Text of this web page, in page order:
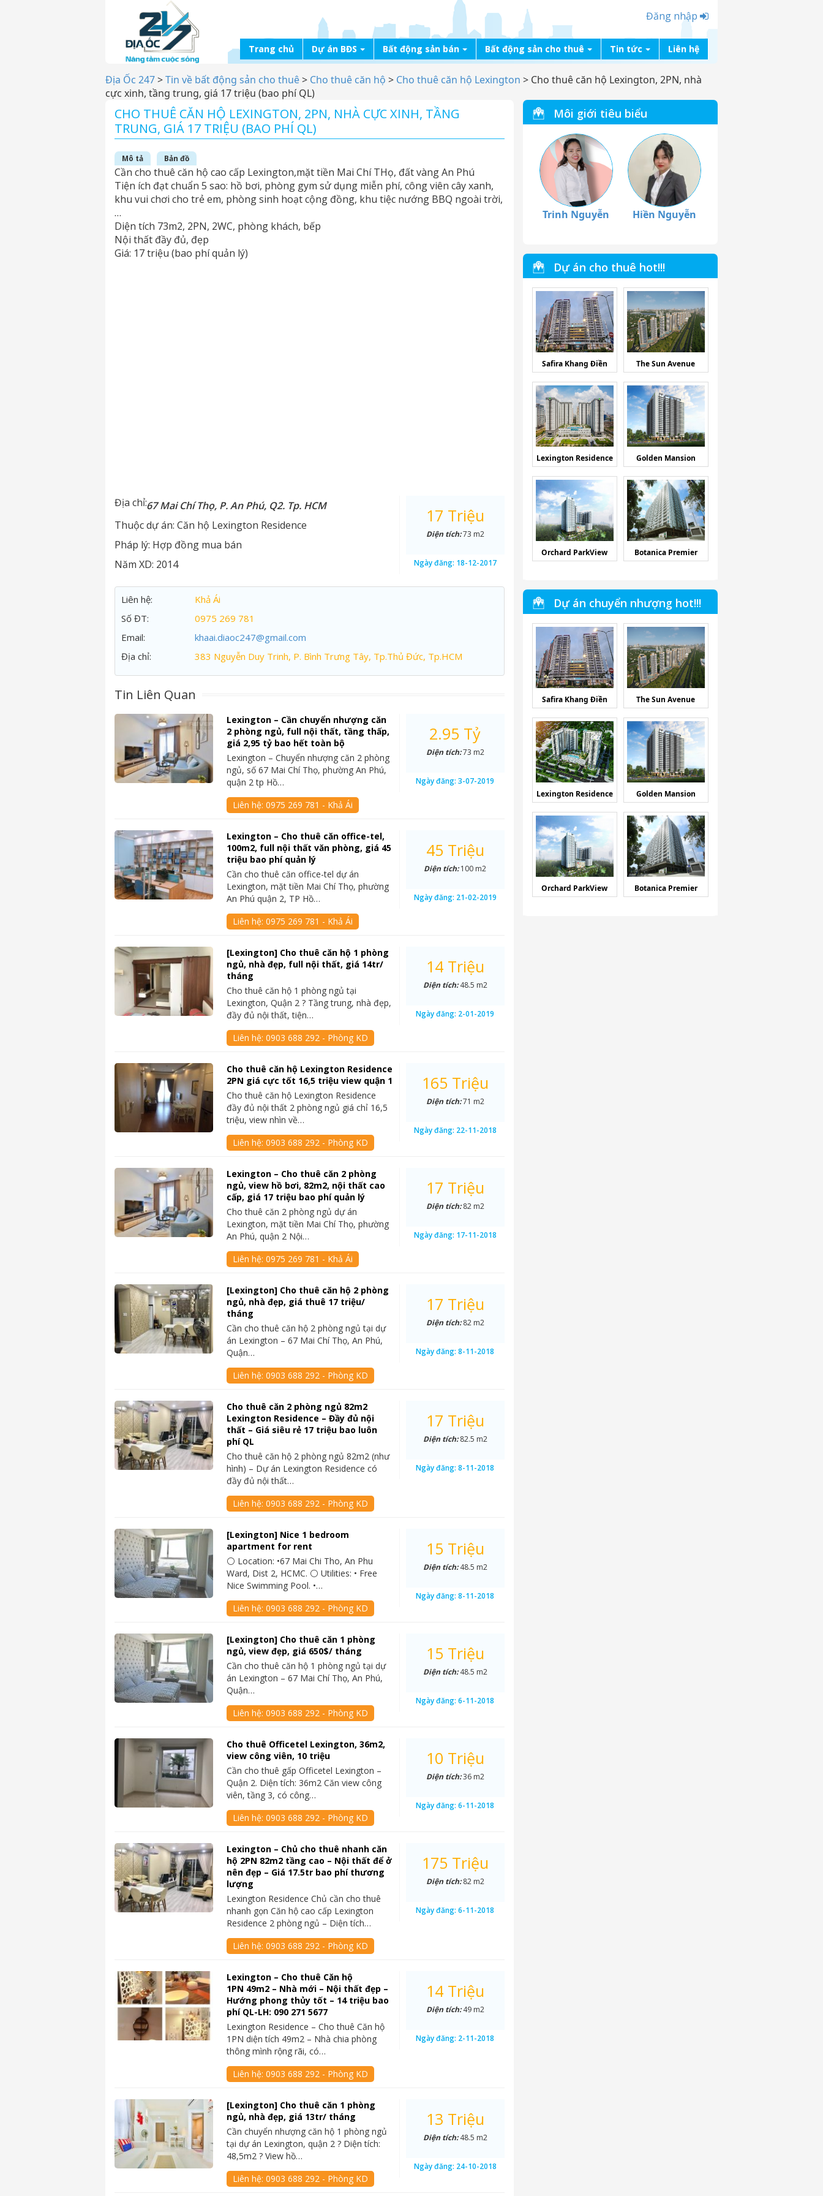
Đăng nhập
Trang chủ Dự án BĐS Bất động sản bán Bất động sản cho thuê Tin tức Liên hệ
Địa Ốc 247>Tin về bất động sản cho thuê> Cho thuê căn hộ > Cho thuê căn hộ Lexington > Cho thuê căn hộ Lexington, 2PN, nhà
cực xinh, tầng trung, giá 17 triệu (bao phí QL)
CHO THUÊ CĂN HỘ LEXINGTON, 2PN, NHÀ CỰC XINH, TẦNG
TRUNG, GIÁ 17 TRIỆU (BAO PHÍ QL)
Mô tả Bản đồ
Cần cho thuê căn hộ cao cấp Lexington,mặt tiền Mai Chí THọ, đất vàng An Phú
Tiện ích đạt chuẩn 5 sao: hồ bơi, phòng gym sử dụng miễn phí, công viên cây xanh,
khu vui chơi cho trẻ em, phòng sinh hoạt cộng đồng, khu tiệc nướng BBQ ngoài trời,
…
Diện tích 73m2, 2PN, 2WC, phòng khách, bếp
Nội thất đầy đủ, đẹp
Giá: 17 triệu (bao phí quản lý)
Địa chỉ:67 Mai Chí Thọ, P. An Phú, Q2. Tp. HCM
Thuộc dự án: Căn hộ Lexington Residence
Pháp lý: Hợp đồng mua bán
Năm XD: 2014
17 Triệu
Diện tích:73 m2
Ngày đăng: 18-12-2017
Liên hệ:
Khả Ái
Số ĐT:
0975 269 781
Email:
khaai.diaoc247@gmail.com
Địa chỉ:
383 Nguyễn Duy Trinh, P. Bình Trưng Tây, Tp.Thủ Đức, Tp.HCM
Tin Liên Quan
Lexington – Cần chuyển nhượng căn
2 phòng ngủ, full nội thất, tầng thấp,
giá 2,95 tỷ bao hết toàn bộ
Lexington – Chuyển nhượng căn 2 phòng
ngủ, số 67 Mai Chí Thọ, phường An Phú,
quận 2 tp Hồ…
Liên hệ:0975 269 781 - Khả Ái
2.95 Tỷ
Diện tích:73 m2
Ngày đăng:3-07-2019
Lexington – Cho thuê căn office-tel,
100m2, full nội thất văn phòng, giá 45
triệu bao phí quản lý
Cần cho thuê căn office-tel dự án
Lexington, mặt tiền Mai Chí Thọ, phường
An Phú quận 2, TP Hồ…
Liên hệ:0975 269 781 - Khả Ái
45 Triệu
Diện tích:100 m2
Ngày đăng: 21-02-2019
[Lexington] Cho thuê căn hộ 1 phòng
ngủ, nhà đẹp, full nội thất, giá 14tr/
tháng
Cho thuê căn hộ 1 phòng ngủ tại
Lexington, Quận 2 ? Tầng trung, nhà đẹp,
đầy đủ nội thất, tiện…
Liên hệ:0903 688 292 - Phòng KD
14 Triệu
Diện tích:48.5 m2
Ngày đăng: 2-01-2019
Cho thuê căn hộ Lexington Residence
2PN giá cực tốt 16,5 triệu view quận 1
Cho thuê căn hộ Lexington Residence
đầy đủ nội thất 2 phòng ngủ giá chỉ 16,5
triệu, view nhìn về…
Liên hệ:0903 688 292 - Phòng KD
165 Triệu
Diện tích:71 m2
Ngày đăng: 22-11-2018
Lexington – Cho thuê căn 2 phòng
ngủ, view hồ bơi, 82m2, nội thất cao
cấp, giá 17 triệu bao phí quản lý
Cho thuê căn 2 phòng ngủ dự án
Lexington, mặt tiền Mai Chí Thọ, phường
An Phú, quận 2 Nội…
Liên hệ:0975 269 781 - Khả Ái
17 Triệu
Diện tích:82 m2
Ngày đăng: 17-11-2018
[Lexington] Cho thuê căn hộ 2 phòng
ngủ, nhà đẹp, giá thuê 17 triệu/
tháng
Cần cho thuê căn hộ 2 phòng ngủ tại dự
án Lexington – 67 Mai Chí Thọ, An Phú,
Quận…
Liên hệ:0903 688 292 - Phòng KD
17 Triệu
Diện tích:82 m2
Ngày đăng:8-11-2018
Cho thuê căn 2 phòng ngủ 82m2
Lexington Residence – Đầy đủ nội
thất – Giá siêu rẻ 17 triệu bao luôn
phí QL
Cho thuê căn hộ 2 phòng ngủ 82m2 (như
hình) – Dự án Lexington Residence có
đầy đủ nội thất…
Liên hệ:0903 688 292 - Phòng KD
17 Triệu
Diện tích:82.5 m2
Ngày đăng:8-11-2018
[Lexington] Nice 1 bedroom
apartment for rent
⚪ Location: •67 Mai Chi Tho, An Phu
Ward, Dist 2, HCMC. ⚪ Utilities: • Free
Nice Swimming Pool. •…
Liên hệ:0903 688 292 - Phòng KD
15 Triệu
Diện tích:48.5 m2
Ngày đăng:8-11-2018
[Lexington] Cho thuê căn 1 phòng
ngủ, view đẹp, giá 650$/ tháng
Cần cho thuê căn hộ 1 phòng ngủ tại dự
án Lexington – 67 Mai Chí Thọ, An Phú,
Quận…
Liên hệ:0903 688 292 - Phòng KD
15 Triệu
Diện tích:48.5 m2
Ngày đăng:6-11-2018
Cho thuê Officetel Lexington, 36m2,
view công viên, 10 triệu
Cần cho thuê gấp Officetel Lexington –
Quận 2. Diện tích: 36m2 Căn view công
viên, tầng 3, có công…
Liên hệ:0903 688 292 - Phòng KD
10 Triệu
Diện tích:36 m2
Ngày đăng:6-11-2018
Lexington – Chủ cho thuê nhanh căn
hộ 2PN 82m2 tầng cao – Nội thất để ở
nên đẹp – Giá 17.5tr bao phí thương
lượng
Lexington Residence Chủ cần cho thuê
nhanh gọn Căn hộ cao cấp Lexington
Residence 2 phòng ngủ – Diện tích…
Liên hệ:0903 688 292 - Phòng KD
175 Triệu
Diện tích:82 m2
Ngày đăng:6-11-2018
Lexington – Cho thuê Căn hộ
1PN 49m2 – Nhà mới – Nội thất đẹp –
Hướng phong thủy tốt – 14 triệu bao
phí QL-LH: 090 271 5677
Lexington Residence – Cho thuê Căn hộ
1PN diện tích 49m2 – Nhà chia phòng
thông mình rộng rãi, có…
Liên hệ:0903 688 292 - Phòng KD
14 Triệu
Diện tích:49 m2
Ngày đăng: 2-11-2018
[Lexington] Cho thuê căn 1 phòng
ngủ, nhà đẹp, giá 13tr/ tháng
Cần chuyển nhượng căn hộ 1 phòng ngủ
tại dự án Lexington, quận 2 ? Diện tích:
48,5m2 ? View hồ…
Liên hệ:0903 688 292 - Phòng KD
13 Triệu
Diện tích:48.5 m2
Ngày đăng: 24-10-2018
Môi giới tiêu biểu
Trinh Nguyễn Hiền Nguyễn
Dự án cho thuê hot!!!
Safira Khang Điền The Sun Avenue
Lexington Residence Golden Mansion
Orchard ParkView Botanica Premier
Dự án chuyển nhượng hot!!!
Safira Khang Điền The Sun Avenue
Lexington Residence Golden Mansion
Orchard ParkView Botanica Premier